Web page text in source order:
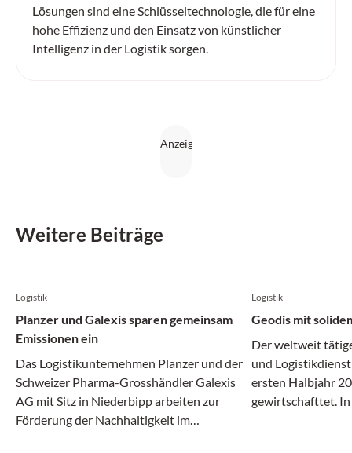
Lösungen sind eine Schlüsseltechnologie, die für eine
hohe Effizienz und den Einsatz von künstlicher
Intelligenz in der Logistik sorgen.
Weitere Beiträge
Logistik
Planzer und Galexis sparen gemeinsam
Emissionen ein
Das Logistikunternehmen Planzer und der
Schweizer Pharma-Grosshändler Galexis
AG mit Sitz in Niederbipp arbeiten zur
Förderung der Nachhaltigkeit im
Logistik
Geodis mit
Der weltweit
und
ersten Halbjahr
gewirtschafttet.